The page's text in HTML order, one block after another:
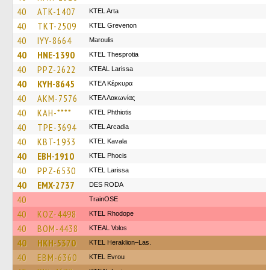
40
ATK-1407 KTEL Arta
40 TKT-2509 ΚΤΕL Grevenon
40 IYY-8664 Maroulis
40 HNE-1390 KTEL Thesprotia
40 PPZ-2622 KTEAL Larissa
40 KYH-8645 ΚΤΕΛ Κέρκυρα
40 AKM-7576 ΚΤΕΛ Λακωνίας
40 KAH-**** ΚΤΕL Phthiotis
40 TPE-3694 KTEL Arcadia
40 KBT-1933 KTEL Kavala
40 EBH-1910 ΚΤΕL Phocis
40 PPZ-6530 KTEL Larissa
40 EMX-2737 DES RODA
40 TrainΟSE
40 KOZ-4498 KTEL Rhodope
40 BOM-4438 KTEAL Volos
40 HKH-5370 KTEL Heraklion–Las.
40 EBM-6360 KTEL Evrou